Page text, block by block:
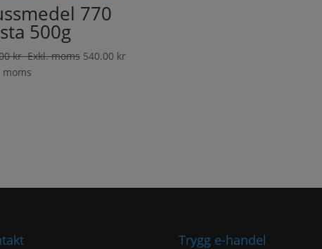
770
500g
krExkl. moms 540.00 kr
moms
Trygg e-handel